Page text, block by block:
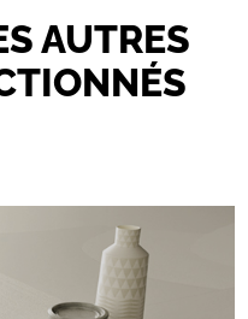
AUTRES